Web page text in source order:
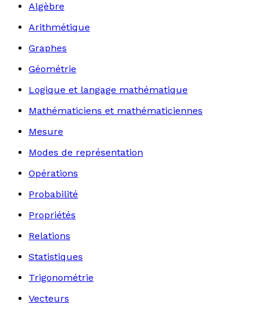
Algèbre
Arithmétique
Graphes
Géométrie
Logique et langage mathématique
Mathématiciens et mathématiciennes
Mesure
Modes de représentation
Opérations
Probabilité
Propriétés
Relations
Statistiques
Trigonométrie
Vecteurs